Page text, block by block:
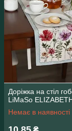
Доріжка на стіл
LiMaSo
Немає в наявності